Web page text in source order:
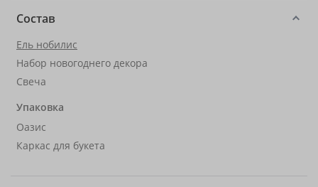
Состав
Ель нобилис
Набор новогоднего декора
Свеча
Упаковка
Оазис
Каркас для букета